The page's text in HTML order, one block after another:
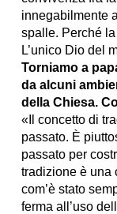
innegabilmente
spalle. Perché
L’unico Dio del
Torniamo a
da alcuni
della Chiesa.
«Il concetto di
passato. È
passato per
tradizione è una
com’è stato
ferma all’uso